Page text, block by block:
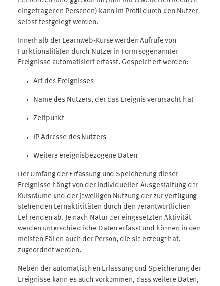
eingetragenen Personen) kann im Profil durch den Nutzer
selbst festgelegt werden.
Innerhalb der Learnweb-Kurse werden Aufrufe von
Funktionalitäten durch Nutzer in Form sogenannter
Ereignisse automatisiert erfasst. Gespeichert werden:
Art des Ereignisses
Name des Nutzers, der das Ereignis verursacht hat
Zeitpunkt
IP Adresse des Nutzers
Weitere ereignisbezogene Daten
Der Umfang der Erfassung und Speicherung dieser
Ereignisse hängt von der individuellen Ausgestaltung der
Kursräume und der jeweiligen Nutzung der zur Verfügung
stehenden Lernaktivitäten durch den verantwortlichen
Lehrenden ab. Je nach Natur der eingesetzten Aktivität
werden unterschiedliche Daten erfasst und können in den
meisten Fällen auch der Person, die sie erzeugt hat,
zugeordnet werden.
Neben der automatischen Erfassung und Speicherung der
Ereignisse kann es auch vorkommen, dass weitere Daten,